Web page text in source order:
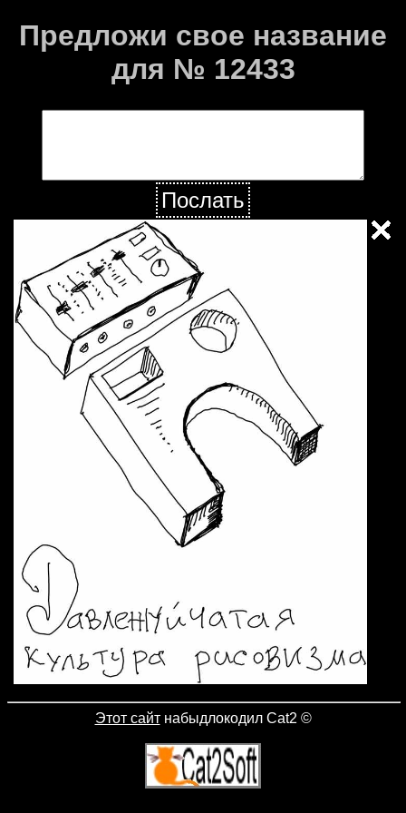
Предложи свое название
для № 12433
Послать
Этот сайтнабыдлокодил Cat2 ©